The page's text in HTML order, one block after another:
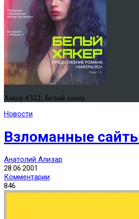
Хакер #322. Белый хакер
Новости
Взломанные
Анатолий Ализар
28.06.2001
Комментарии
846